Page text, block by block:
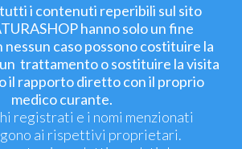
i contenuti reperibili sul sito
hanno solo un fine
nessun caso possono costituire la
trattamento o sostituire la visita
il rapporto diretto con il proprio
medico curante.
registrati e i nomi menzionati
ai rispettivi proprietari.